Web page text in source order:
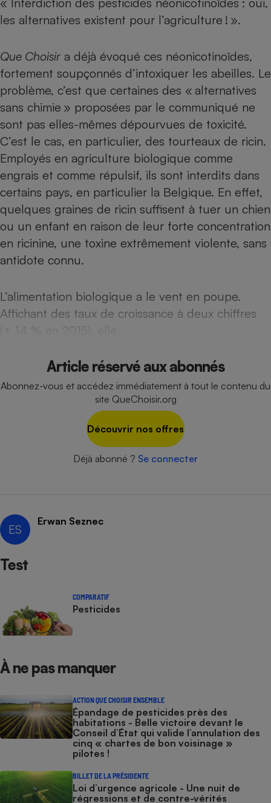
les alternatives existent pour l’agriculture ! ».
Que Choisir a déjà évoqué ces néonicotinoïdes,
fortement soupçonnés d’intoxiquer les abeilles. Le
problème, c’est que certaines des « alternatives
sans chimie » proposées par le communiqué ne
sont pas elles-mêmes dépourvues de toxicité.
C’est le cas, en particulier, des tourteaux de ricin.
Employés en agriculture biologique comme
engrais et comme répulsif, ils sont interdits dans
certains pays, en particulier la Belgique. En effet,
quelques graines de ricin suffisent à tuer un chien
ou un enfant en raison de leur forte concentration
en ricinine, une toxine extrêmement violente, sans
antidote connu.
L’alimentation biologique a le vent en poupe.
Affichant des taux de croissance à deux chiffres
(+ 14 % en 2015), elle
Article réservé aux abonnés
Abonnez-vous et accédez immédiatement à tout le contenu du
site QueChoisir.org
Découvrir nos offres
Déjà abonné ? Se connecter
ES
Erwan Seznec
Test
COMPARATIF
Pesticides
À ne pas manquer
ACTION QUE CHOISIR ENSEMBLE
Épandage de pesticides près des
habitations - Belle victoire devant le
Conseil d’État qui valide l’annulation des
cinq « chartes de bon voisinage »
pilotes !
BILLET DE LA PRÉSIDENTE
Loi d’urgence agricole - Une nuit de
régressions et de contre-vérités
Complément
bouteille
Assurance emprunteur
Banque
Petit électroménager -
Lave-linge
Plaque de cuisson à
induction
Climatiseur -
Ventilateur
Téléviseur
Matelas
Radiateur électrique
Climatiseur -
Ventilateur
Mutuelle
Antimoustique